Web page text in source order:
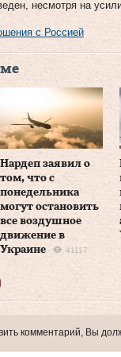
несмотря на
с Россией
Нардеп заявил о
том, что с
понедельника
могут остановить
все воздушное
движение в
Украине
41117
комментарий, Вы